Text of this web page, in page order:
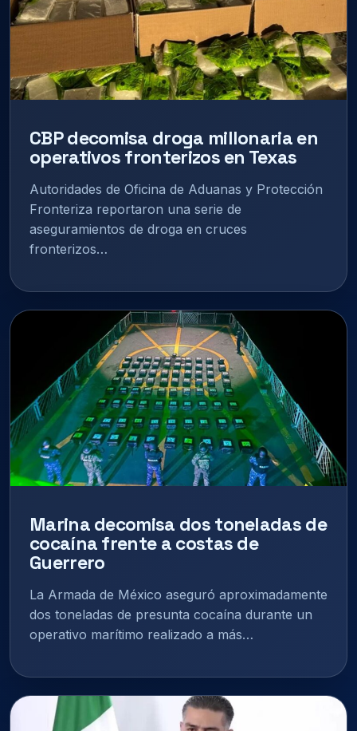
CBP decomisa droga millonaria en
operativos fronterizos en Texas
Autoridades de Oficina de Aduanas y Protección
Fronteriza reportaron una serie de
aseguramientos de droga en cruces
fronterizos…
Marina decomisa dos toneladas de
cocaína frente a costas de
Guerrero
La Armada de México aseguró aproximadamente
dos toneladas de presunta cocaína durante un
operativo marítimo realizado a más…